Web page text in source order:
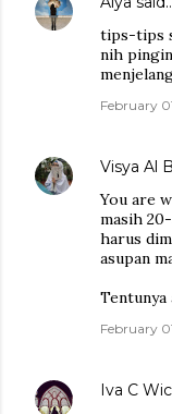
tips-tips
nih
February
Visya Al
You are
masih
harus
asupan
Tentunya
February
Iva C